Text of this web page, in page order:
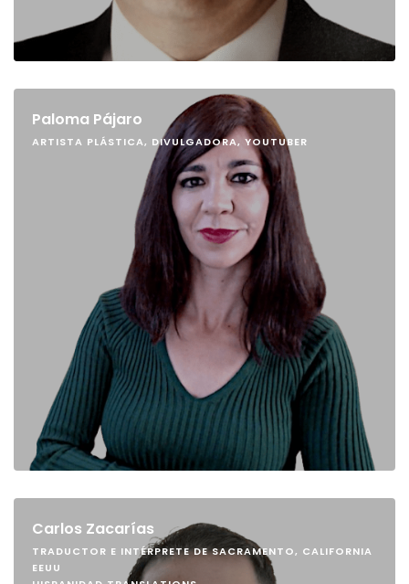
Paloma Pájaro
ARTISTA PLÁSTICA, DIVULGADORA, YOUTUBER
Carlos Zacarías
TRADUCTOR E INTÉRPRETE DE SACRAMENTO, CALIFORNIA
EEUU